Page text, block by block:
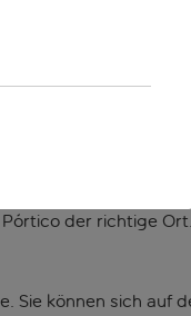
Bars und
Wenn du
der richtige
Sie können sich auf